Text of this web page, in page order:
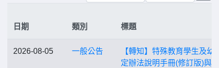
日期 類別 標題
2026-08-05 一般公告
【轉知】特殊教育學生及幼
定辦法說明手冊(修訂版)與